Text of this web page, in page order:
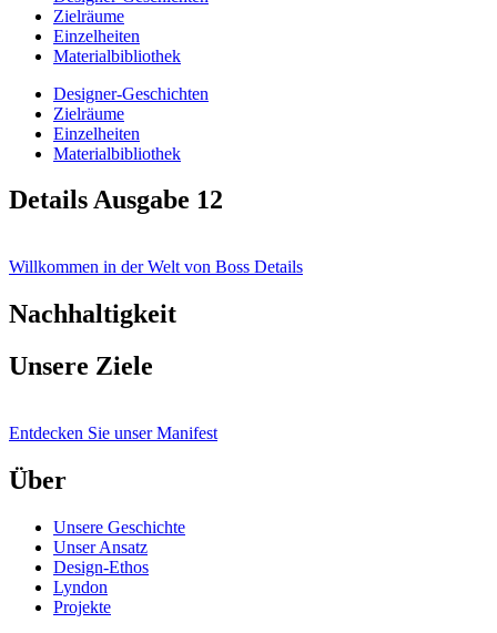
Zielräume
Einzelheiten
Materialbibliothek
Designer-Geschichten
Zielräume
Einzelheiten
Materialbibliothek
Details Ausgabe 12
Willkommen in der Welt von Boss Details
Nachhaltigkeit
Unsere Ziele
Entdecken Sie unser Manifest
Über
Unsere Geschichte
Unser Ansatz
Design-Ethos
Lyndon
Projekte